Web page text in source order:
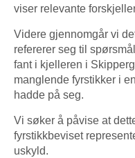
viser relevante
Videre gjennomgår vi
refererer seg til
fant i kjelleren i
manglende fyrstikker i
hadde på seg.
Vi søker å påvise at
fyrstikkbeviset
uskyld.